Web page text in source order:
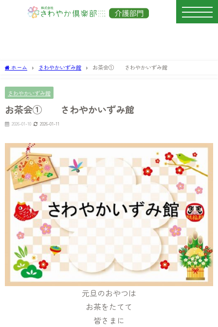
ホーム さわやかいずみ館 お茶会① さわやかいずみ館
さわやかいずみ館
お茶会① さわやかいずみ館
2026-01-10 2026-01-11
元旦のおやつは
お茶をたてて
皆さまに